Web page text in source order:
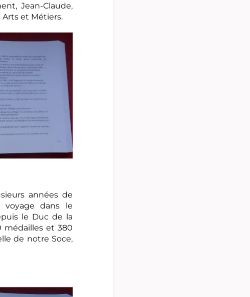
Jean-Claude,
Arts et Métiers.
années de
dans le
le Duc de la
médailles et 380
de notre Soce,